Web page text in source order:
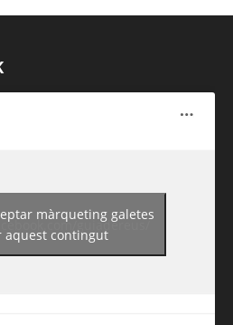
guiadereus/
màrqueting galetes
aquest contingut